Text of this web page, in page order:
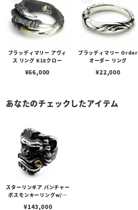
ブラッディマリー アヴィ
ス リング K18クロー
¥66,000
ブラッディマリー Order
オーダー リング
¥22,000
あなたのチェックしたアイテム
スターリンギア パンチャー
ボスモンキーリングw/ブ
¥143,000